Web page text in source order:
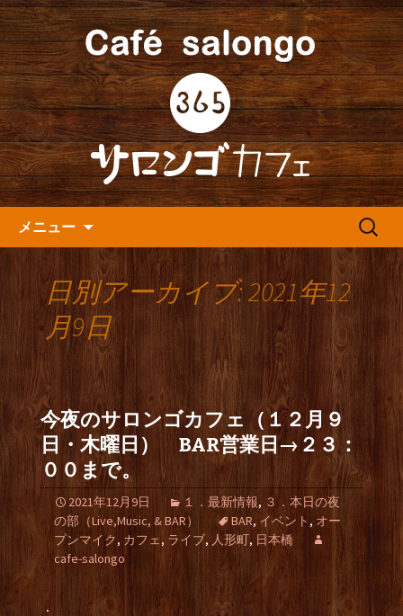
人形町の『365(サロンゴ)カフ
ェ』よりお知らせ
人形町の音楽カフェ『365カフェ』より
最新情報をお届けします。
メニュー
検
日別アーカイブ: 2021年12
月9日
今夜のサロンゴカフェ（１２月９
日・木曜日） BAR営業日→２３：
００まで。
2021年12月9日 １．最新情報, ３．本日の夜
の部（Live,Music, & BAR）
BAR, イベント , オー
プンマイク, カフェ, ライブ, 人形町, 日本橋
cafe-salongo
．